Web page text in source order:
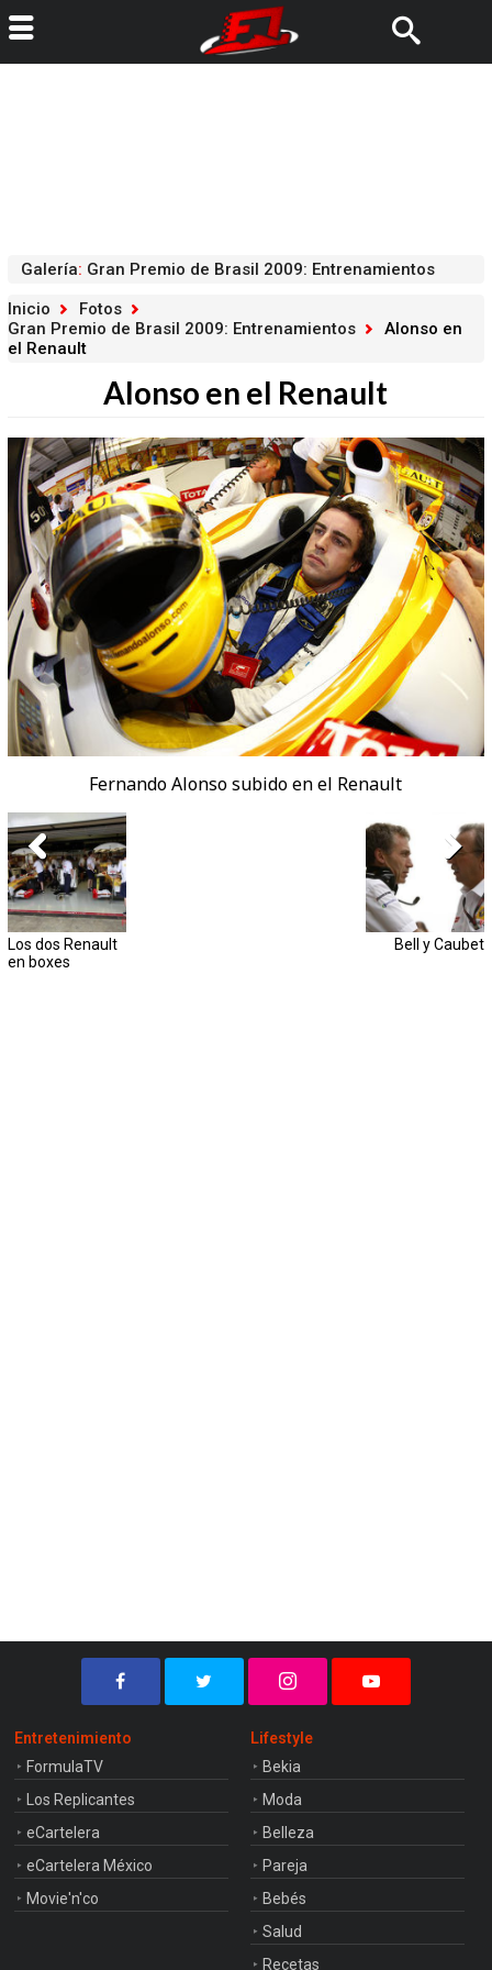
Galería: Gran Premio de Brasil 2009: Entrenamientos
Inicio
Fotos
Gran Premio de Brasil 2009: Entrenamientos
Alonso en
el Renault
Alonso en el Renault
Fernando Alonso subido en el Renault
Los dos Renault
en boxes
Bell y Caubet
Entretenimiento
FormulaTV
Los Replicantes
eCartelera
eCartelera México
Movie'n'co
Lifestyle
Bekia
Moda
Belleza
Pareja
Bebés
Salud
Recetas